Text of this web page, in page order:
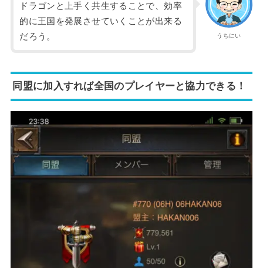
うちにい
ドラゴンと上手く共生することで、効率
的に王国を発展させていくことが出来る
だろう。
同盟に加入すれば全国のプレイヤーと協力できる！